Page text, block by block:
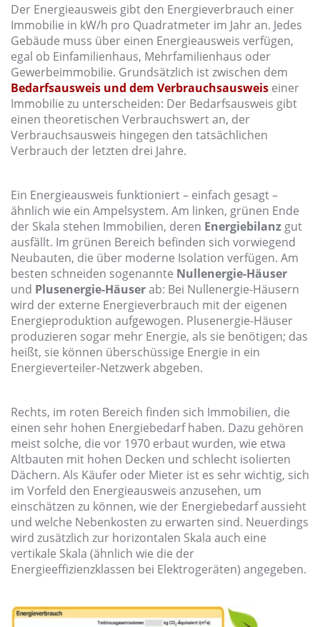
Der Energieausweis gibt den Energieverbrauch einer
Immobilie in kW/h pro Quadratmeter im Jahr an. Jedes
Gebäude muss über einen Energieausweis verfügen,
egal ob Einfamilienhaus, Mehrfamilienhaus oder
Gewerbeimmobilie. Grundsätzlich ist zwischen dem
Bedarfsausweis und dem Verbrauchsausweis einer
Immobilie zu unterscheiden: Der Bedarfsausweis gibt
einen theoretischen Verbrauchswert an, der
Verbrauchsausweis hingegen den tatsächlichen
Verbrauch der letzten drei Jahre.
Ein Energieausweis funktioniert – einfach gesagt –
ähnlich wie ein Ampelsystem. Am linken, grünen Ende
der Skala stehen Immobilien, deren Energiebilanz gut
ausfällt. Im grünen Bereich befinden sich vorwiegend
Neubauten, die über moderne Isolation verfügen. Am
besten schneiden sogenannte Nullenergie-Häuser
und Plusenergie-Häuserab: Bei Nullenergie-Häusern
wird der externe Energieverbrauch mit der eigenen
Energieproduktion aufgewogen. Plusenergie-Häuser
produzieren sogar mehr Energie, als sie benötigen; das
heißt, sie können überschüssige Energie in ein
Energieverteiler-Netzwerk abgeben.
Rechts, im roten Bereich finden sich Immobilien, die
einen sehr hohen Energiebedarf haben. Dazu gehören
meist solche, die vor 1970 erbaut wurden, wie etwa
Altbauten mit hohen Decken und schlecht isolierten
Dächern. Als Käufer oder Mieter ist es sehr wichtig, sich
im Vorfeld den Energieausweis anzusehen, um
einschätzen zu können, wie der Energiebedarf aussieht
und welche Nebenkosten zu erwarten sind. Neuerdings
wird zusätzlich zur horizontalen Skala auch eine
vertikale Skala (ähnlich wie die der
Energieeffizienzklassen bei Elektrogeräten) angegeben.